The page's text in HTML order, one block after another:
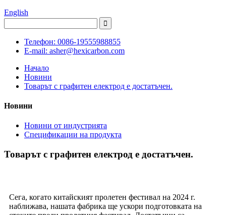
English
Телефон: 0086-19555988855
E-mail: asher@hexicarbon.com
Начало
Новини
Товарът с графитен електрод е достатъчен.
Новини
Новини от индустрията
Спецификации на продукта
Товарът с графитен електрод е достатъчен.
Сега, когато китайският пролетен фестивал на 2024 г.
наближава, нашата фабрика ще ускори подготовката на